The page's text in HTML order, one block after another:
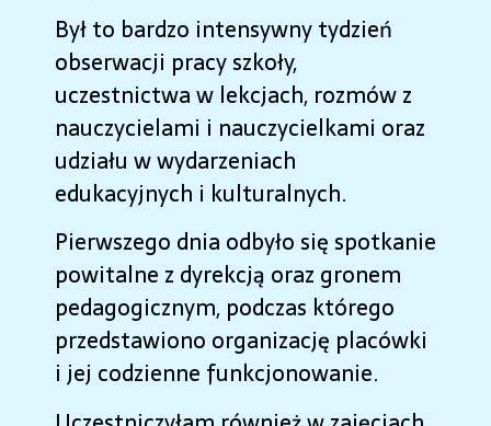
Był to bardzo intensywny tydzień
obserwacji pracy szkoły,
uczestnictwa w lekcjach, rozmów z
nauczycielami i nauczycielkami oraz
udziału w wydarzeniach
edukacyjnych i kulturalnych.
Pierwszego dnia odbyło się spotkanie
powitalne z dyrekcją oraz gronem
pedagogicznym, podczas którego
przedstawiono organizację placówki
i jej codzienne funkcjonowanie.